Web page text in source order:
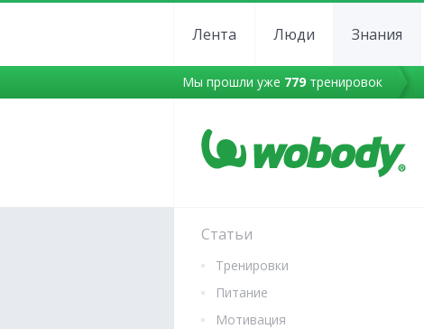
Лента Люди Знания
Мы прошли уже 779тренировок
Статьи
Тренировки
Питание
Мотивация